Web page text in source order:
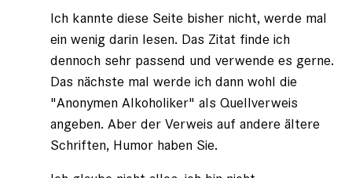
Friedrich
Feger
registriert)
Ich kannte diese Seite bisher nicht, werde mal
ein wenig darin lesen. Das Zitat finde ich
dennoch sehr passend und verwende es gerne.
Das nächste mal werde ich dann wohl die
"Anonymen Alkoholiker" als Quellverweis
angeben. Aber der Verweis auf andere ältere
Schriften, Humor haben Sie.